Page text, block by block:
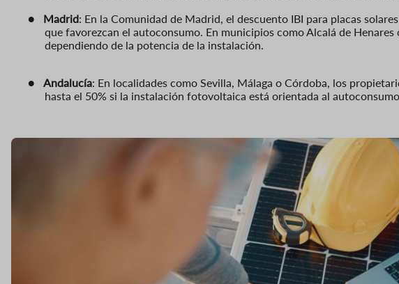
●
Madrid: En la Comunidad de Madrid, el descuento IBI para placas
que favorezcan el autoconsumo. En municipios como Alcalá de
dependiendo de la potencia de la instalación.
● Andalucía: En localidades como Sevilla, Málaga o Córdoba, los
hasta el 50% si la instalación fotovoltaica está orientada al